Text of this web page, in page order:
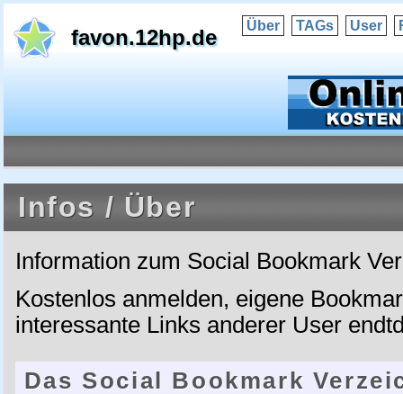
favon.12hp.de Über TAGs User
Infos / Über
Information zum Social Bookmark
Kostenlos anmelden, eigene
interessante Links anderer User
Das Social Bookmark